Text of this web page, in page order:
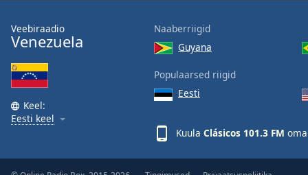
window.
dialog
window.
Escape
will
and
Veebiraadio
Venezuela
Keel:
Eesti keel
Naaberriigid
Guyana
Populaarsed riigid
Eesti
Kuula Clásicos 101.3 FM